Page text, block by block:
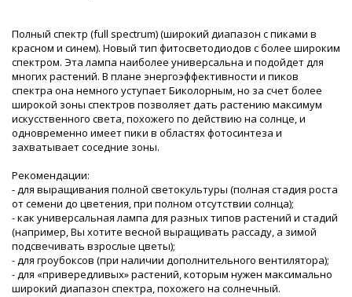
Полный спектр (full spectrum) (широкий диапазон с пиками в
красном и синем). Новый тип фитосветодиодов с более широким
спектром. Эта лампа наиболее универсальна и подойдет для
многих растений. В плане энергоэффективности и пиков
спектра она немного уступает Биколорным, но за счет более
широкой зоны спектров позволяет дать растению максимум
искусственного света, похожего по действию на солнце, и
одновременно имеет пики в областях фотосинтеза и
захватывает соседние зоны.
Рекомендации:
- для выращивания полной светокультуры (полная стадия роста
от семени до цветения, при полном отсутствии солнца);
- как универсальная лампа для разных типов растений и стадий
(например, Вы хотите весной выращивать рассаду, а зимой
подсвечивать взрослые цветы);
- для гроубоксов (при наличии дополнительного вентилятора);
- для «привередливых» растений, которым нужен максимально
широкий диапазон спектра, похожего на солнечный.